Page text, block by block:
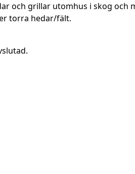
och grillar utomhus i skog
torra hedar/fält.